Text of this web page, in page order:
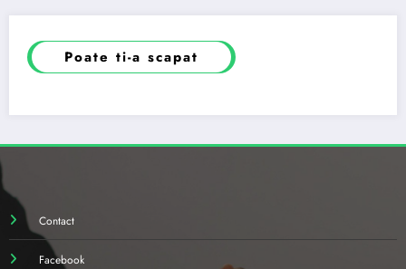
Poate ti-a scapat
Contact
Facebook